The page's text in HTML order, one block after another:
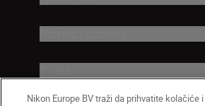
Nikon Europe BV traži da prihvatite kolačiće